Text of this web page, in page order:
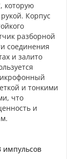
которую
Корпус
разборной
соединения
и залито
и тонкими
что
и
импульсов